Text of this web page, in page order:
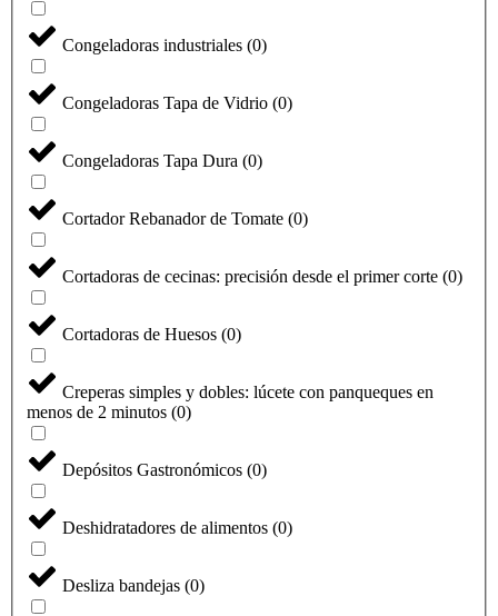
Congeladoras industriales (0)
Congeladoras Tapa de Vidrio (0)
Congeladoras Tapa Dura (0)
Cortador Rebanador de Tomate (0)
Cortadoras de cecinas: precisión desde el primer corte (0)
Cortadoras de Huesos (0)
Creperas simples y dobles: lúcete con panqueques en
menos de 2 minutos (0)
Depósitos Gastronómicos (0)
Deshidratadores de alimentos (0)
Desliza bandejas (0)